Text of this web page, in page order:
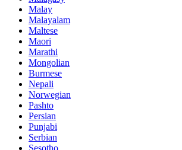
Malay
Malayalam
Maltese
Maori
Marathi
Mongolian
Burmese
Nepali
Norwegian
Pashto
Persian
Punjabi
Serbian
Sesotho